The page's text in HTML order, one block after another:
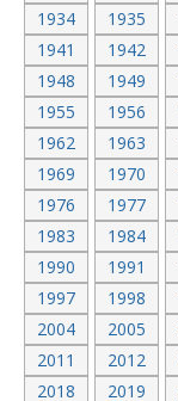
1934
1935
1941
1942
1948
1949
1955
1956
1962
1963
1969
1970
1976
1977
1983
1984
1990
1991
1997
1998
2004
2005
2011
2012
2018
2019